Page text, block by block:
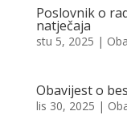
Poslovnik o
natječaja
stu 5, 2025 |
Obavijest o
lis 30, 2025 |